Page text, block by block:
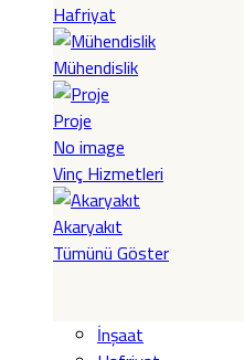
Hafriyat
Mühendislik
Proje
No image
Vinç Hizmetleri
Akaryakıt
Tümünü Göster
İnşaat